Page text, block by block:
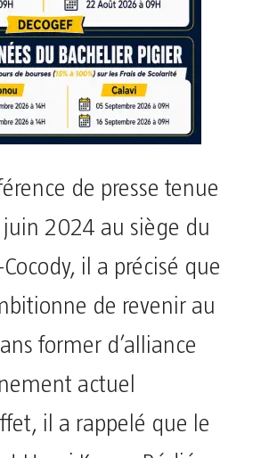
de presse tenue
juin 2024 au siège du
il a précisé que
de revenir au
former d’alliance
actuel
il a rappelé que le